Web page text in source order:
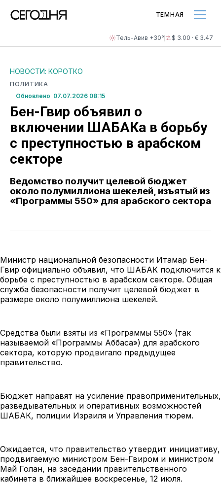
Тель-Авив +30° $ 3.00 · € 3.47
ТЕМНАЯ
НОВОСТИ: КОРОТКО
ПОЛИТИКА
Обновлено 07.07.2026 08:15
Бен-Гвир объявил о
включении ШАБАКа в борьбу
с преступностью в арабском
секторе
Ведомство получит целевой бюджет
около полумиллиона шекелей, изъятый из
«Программы 550» для арабского сектора
Министр национальной безопасности Итамар Бен-
Гвир официально объявил, что ШАБАК подключится к
борьбе с преступностью в арабском секторе. Общая
служба безопасности получит целевой бюджет в
размере около полумиллиона шекелей.
Средства были взяты из «Программы 550» (так
называемой «Программы Аббаса») для арабского
сектора, которую продвигало предыдущее
правительство.
Бюджет направят на усиление правоприменительных,
разведывательных и оперативных возможностей
ШАБАК, полиции Израиля и Управления тюрем.
Ожидается, что правительство утвердит инициативу,
продвигаемую министром Бен-Гвиром и министром
Май Голан, на заседании правительственного
кабинета в ближайшее воскресенье, 12 июля.